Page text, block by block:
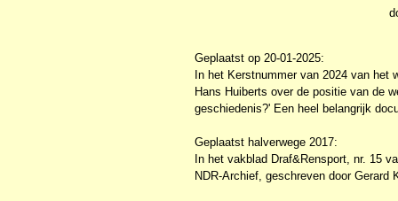
Geplaatst op 20-01-2025:
In het Kerstnummer van 2024 van het
Hans Huiberts over de positie van de
geschiedenis?' Een heel belangrijk
Geplaatst halverwege 2017:
In het vakblad Draf&Rensport, nr. 15
NDR-Archief, geschreven door